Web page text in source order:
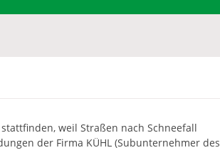
weil Straßen nach Schneefall
der Firma KÜHL (Subunternehmer des